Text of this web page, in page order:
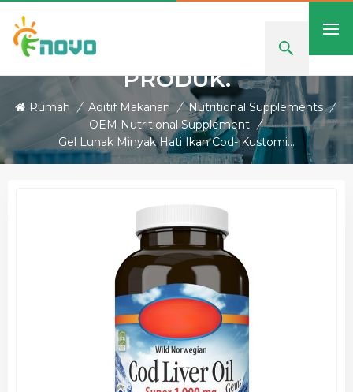
PRODUK.
Rumah / Aditif Makanan / Nutritional Supplements /
OEM Nutritional Supplement /
Gel Lunak Minyak Hati Ikan Cod- Kustomisasi OEM & Label Pribadi